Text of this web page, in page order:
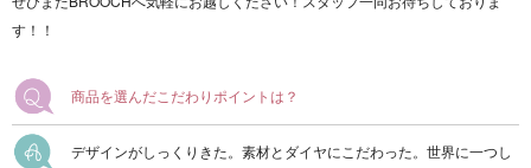
す！！
商品を選んだこだわりポイントは？
デザインがしっくりきた。素材とダイヤにこだわった。世界に一つし